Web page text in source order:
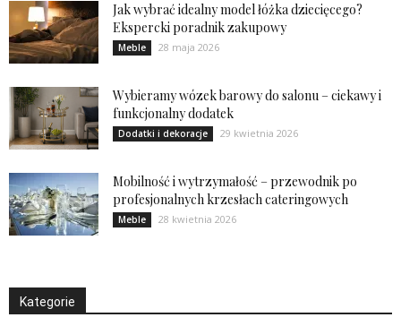
Jak wybrać idealny model łóżka dziecięcego?
Ekspercki poradnik zakupowy
Meble 28 maja 2026
Wybieramy wózek barowy do salonu – ciekawy i
funkcjonalny dodatek
Dodatki i dekoracje 29 kwietnia 2026
Mobilność i wytrzymałość – przewodnik po
profesjonalnych krzesłach cateringowych
Meble 28 kwietnia 2026
Kategorie